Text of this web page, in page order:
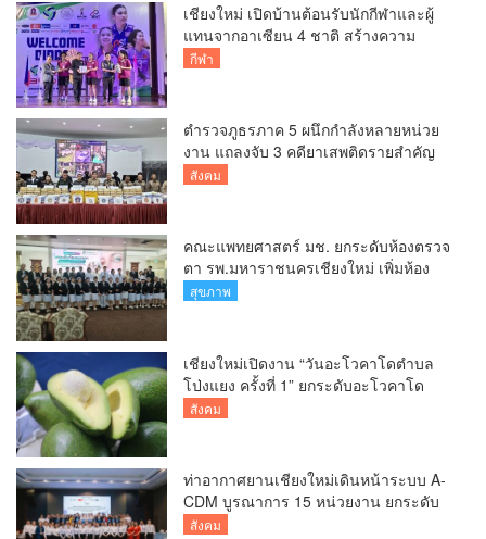
เชียงใหม่ เปิดบ้านต้อนรับนักกีฬาและผู้
แทนจากอาเซียน 4 ชาติ สร้างความ
ประทับใจก่อนเปิดศึกวอลเลย์บอล BYD
กีฬา
ตำรวจภูธรภาค 5 ผนึกกำลังหลายหน่วย
งาน แถลงจับ 3 คดียาเสพติดรายสำคัญ
ยึดยาบ้ากว่า 3.2 ล้านเม็ด เฮโรอีน 8.62
สังคม
คณะแพทยศาสตร์ มช. ยกระดับห้องตรวจ
ตา รพ.มหาราชนครเชียงใหม่ เพิ่มห้อง
ตรวจ-นำเทคโนโลยีทันสมัย รองรับผู้ป่วย
สุขภาพ
เชียงใหม่เปิดงาน “วันอะโวคาโดตำบล
โป่งแยง ครั้งที่ 1” ยกระดับอะโวคาโด
คุณภาพ สู่ผลไม้เศรษฐกิจและแหล่งท่อง
สังคม
ท่าอากาศยานเชียงใหม่เดินหน้าระบบ A-
CDM บูรณาการ 15 หน่วยงาน ยกระดับ
การบริหารเที่ยวบินและบริการผู้โดยสาร
สังคม